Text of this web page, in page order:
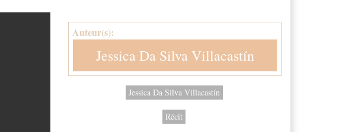
Auteur(s):
Jessica Da Silva Villacastín
Jessica Da Silva Villacastín
Récit